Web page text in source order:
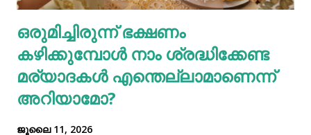
ശരീരത്തിന് വലിയ ബുദ്ധിമുട്ടുകളാണ് ഉണ്ടാക്കുക.
പുകവലിയും മദ്യപാനവും ശരീരത്തിന് മാരകരോഗങ്ങൾ മാ...
ഒരുമിച്ചിരുന്ന് ഭക്ഷണം
കഴിക്കുമ്പോൾ നാം ശ്രദ്ധിക്കേണ്ട
മര്യാദകൾ എന്തെല്ലാമാണെന്ന്
അറിയാമോ?
ജൂലൈ 11, 2026